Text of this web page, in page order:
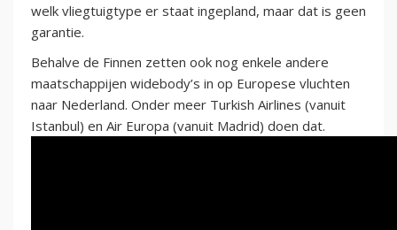
welk vliegtuigtype er staat ingepland, maar dat is geen
garantie.
Behalve de Finnen zetten ook nog enkele andere
maatschappijen widebody’s in op Europese vluchten
naar Nederland. Onder meer Turkish Airlines (vanuit
Istanbul) en Air Europa (vanuit Madrid) doen dat.